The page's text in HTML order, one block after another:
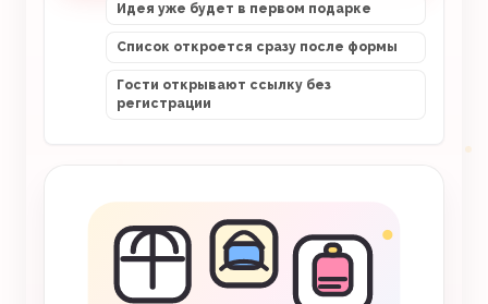
Идея уже будет в первом подарке
Список откроется сразу после формы
Гости открывают ссылку без
регистрации